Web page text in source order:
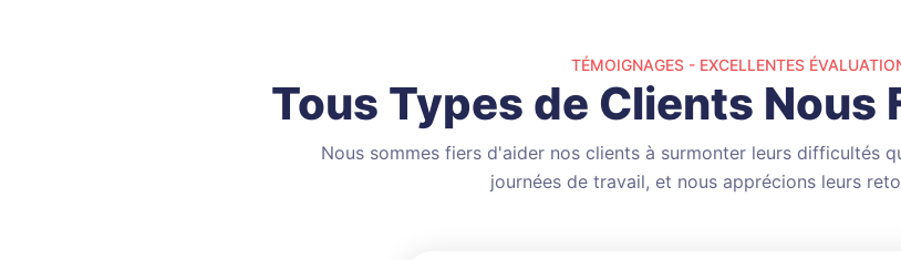
TÉMOIGNAGES - EXCELLENTES
Tous Types de Clients Nous
Nous sommes fiers d'aider nos clients à surmonter leurs difficultés
journées de travail, et nous apprécions leurs